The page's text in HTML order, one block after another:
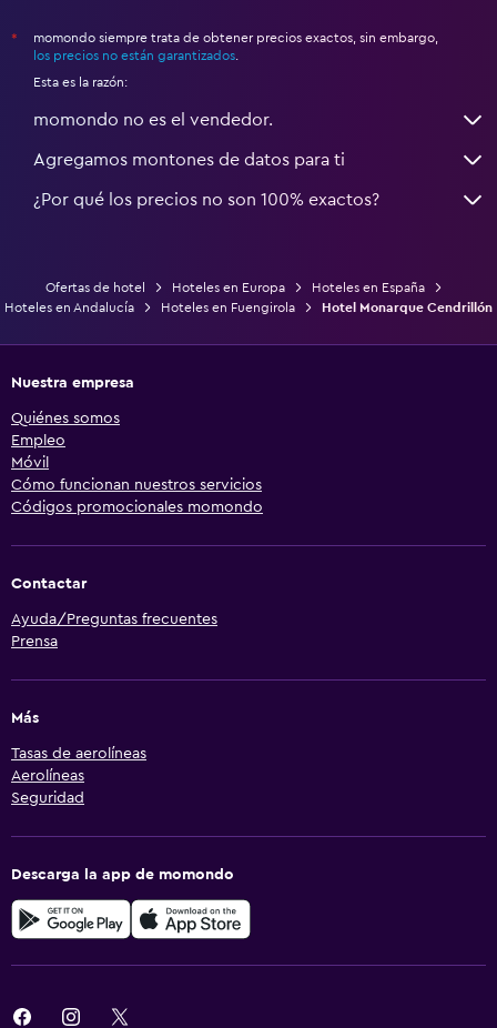
*
momondo siempre trata de obtener precios exactos, sin embargo,
los precios no están garantizados
Esta es la razón:
momondo no es el vendedor.
Agregamos montones de datos para ti
¿Por qué los precios no son 100% exactos?
Ofertas de hotel Hoteles en Europa
Hoteles en España
Hoteles en Andalucía
Hoteles en Fuengirola Hotel Monarque Cendrillón
Nuestra empresa
Quiénes somos
Empleo
Móvil
Cómo funcionan nuestros servicios
Códigos promocionales momondo
Contactar
Ayuda/Preguntas frecuentes
Prensa
Más
Tasas de aerolíneas
Aerolíneas
Seguridad
Descarga la app de momondo